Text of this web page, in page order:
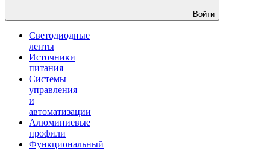
Войти
Светодиодные
ленты
Источники
питания
Системы
управления
и
автоматизации
Алюминиевые
профили
Функциональный